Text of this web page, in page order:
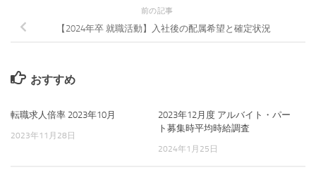
前の記事
【2024年卒 就職活動】入社後の配属希望と確定状況
おすすめ
転職求人倍率 2023年10月
2023年11月28日
2023年12月度 アルバイト・パー
ト募集時平均時給調査
2024年1月25日